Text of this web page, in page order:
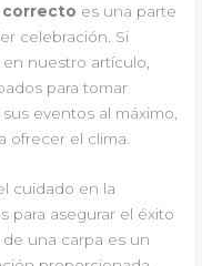
correcto es una parte
celebración. Si
nuestro artículo,
para tomar
eventos al máximo,
ofrecer el clima.
cuidado en la
para asegurar el éxito
una carpa es un